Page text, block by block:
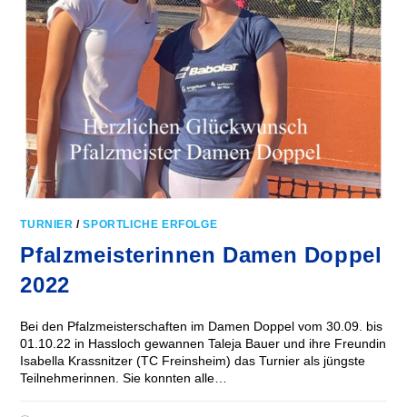
TURNIER /SPORTLICHE ERFOLGE
Pfalzmeisterinnen Damen Doppel
2022
Bei den Pfalzmeisterschaften im Damen Doppel vom 30.09. bis
01.10.22 in Hassloch gewannen Taleja Bauer und ihre Freundin
Isabella Krassnitzer (TC Freinsheim) das Turnier als jüngste
Teilnehmerinnen. Sie konnten alle…